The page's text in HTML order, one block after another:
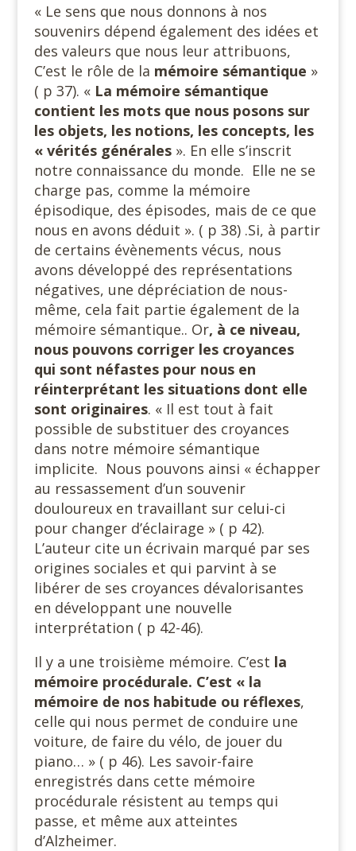
« Le sens que nous donnons à nos
souvenirs dépend également des idées et
des valeurs que nous leur attribuons,
C’est le rôle de la mémoire sémantique »
( p 37). « La mémoire sémantique
contient les mots que nous posons sur
les objets, les notions, les concepts, les
« vérités générales». En elle s’inscrit
notre connaissance du monde. Elle ne se
charge pas, comme la mémoire
épisodique, des épisodes, mais de ce que
nous en avons déduit ». ( p 38) .Si, à partir
de certains évènements vécus, nous
avons développé des représentations
négatives, une dépréciation de nous-
même, cela fait partie également de la
mémoire sémantique.. Or, à ce niveau,
nous pouvons corriger les croyances
qui sont néfastes pour nous en
réinterprétant les situations dont elle
sont originaires. « Il est tout à fait
possible de substituer des croyances
dans notre mémoire sémantique
implicite. Nous pouvons ainsi « échapper
au ressassement d’un souvenir
douloureux en travaillant sur celui-ci
pour changer d’éclairage » ( p 42).
L’auteur cite un écrivain marqué par ses
origines sociales et qui parvint à se
libérer de ses croyances dévalorisantes
en développant une nouvelle
interprétation ( p 42-46).
Il y a une troisième mémoire. C’est la
mémoire procédurale. C’est « la
mémoire de nos habitude ou réflexes,
celle qui nous permet de conduire une
voiture, de faire du vélo, de jouer du
piano… » ( p 46). Les savoir-faire
enregistrés dans cette mémoire
procédurale résistent au temps qui
passe, et même aux atteintes
d’Alzheimer.